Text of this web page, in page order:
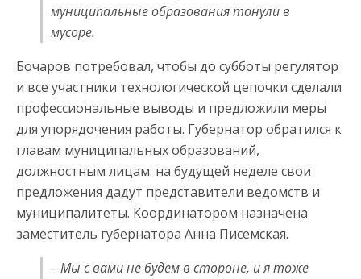
муниципальные образования тонули в
мусоре.
Бочаров потребовал, чтобы до субботы регулятор
и все участники технологической цепочки сделали
профессиональные выводы и предложили меры
для упорядочения работы. Губернатор обратился к
главам муниципальных образований,
должностным лицам: на будущей неделе свои
предложения дадут представители ведомств и
муниципалитеты. Координатором назначена
заместитель губернатора Анна Писемская.
– Мы с вами не будем в стороне, и я тоже